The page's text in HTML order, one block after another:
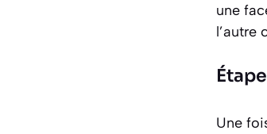
une
l’autre
Une